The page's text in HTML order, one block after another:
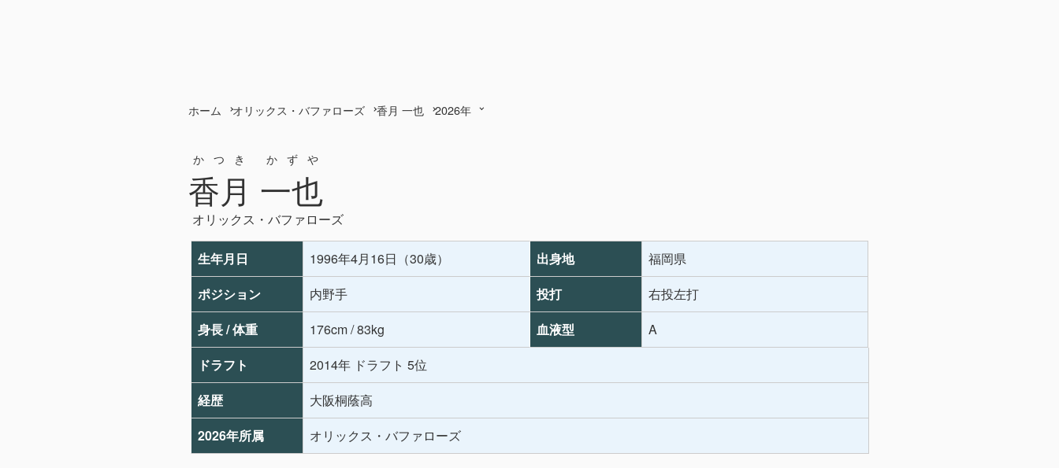
ホーム オリックス・バファローズ 香月 一也 2026年
香月 一也
かつき かずや
オリックス・バファローズ
生年月日 1996年4月16日（30歳） 出身地
福岡県
ポジション
内野手 投打
右投左打
身長 / 体重
176cm / 83kg 血液型
A
ドラフト
2014年 ドラフト 5位
経歴
大阪桐蔭高
2026年所属
オリックス・バファローズ